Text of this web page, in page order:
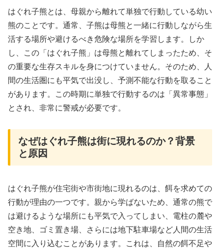
はぐれ子熊とは、母親から離れて単独で行動している幼い
熊のことです。通常、子熊は母熊と一緒に行動しながら生
活する場所や避けるべき危険な場所を学習します。しか
し、この「はぐれ子熊」は母熊と離れてしまったため、そ
の重要な生存スキルを身につけていません。そのため、人
間の生活圏にも平気で出没し、予測不能な行動を取ること
があります。この時期に単独で行動するのは「異常事態」
とされ、非常に警戒が必要です。
なぜはぐれ子熊は街に現れるのか？背景
と原因
はぐれ子熊が住宅街や市街地に現れるのは、餌を求めての
行動が理由の一つです。親から学ばないため、通常の熊で
は避けるような場所にも平気で入ってしまい、電柱の麓や
空き地、ゴミ置き場、さらには地下駐車場など人間の生活
空間に入り込むことがあります。これは、自然の餌不足や